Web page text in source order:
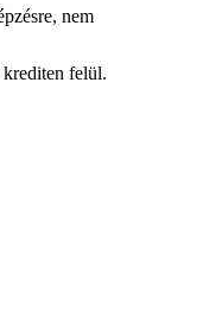
nem
krediten felül.